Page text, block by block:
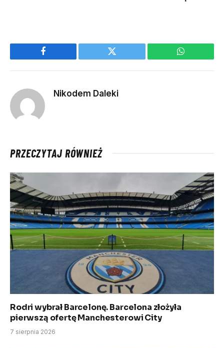
Facebook Twitter WhatsApp
Nikodem Daleki
PRZECZYTAJ RÓWNIEŻ
Rodri wybrał Barcelonę. Barcelona złożyła
pierwszą ofertę Manchesterowi City
7 sierpnia 2026